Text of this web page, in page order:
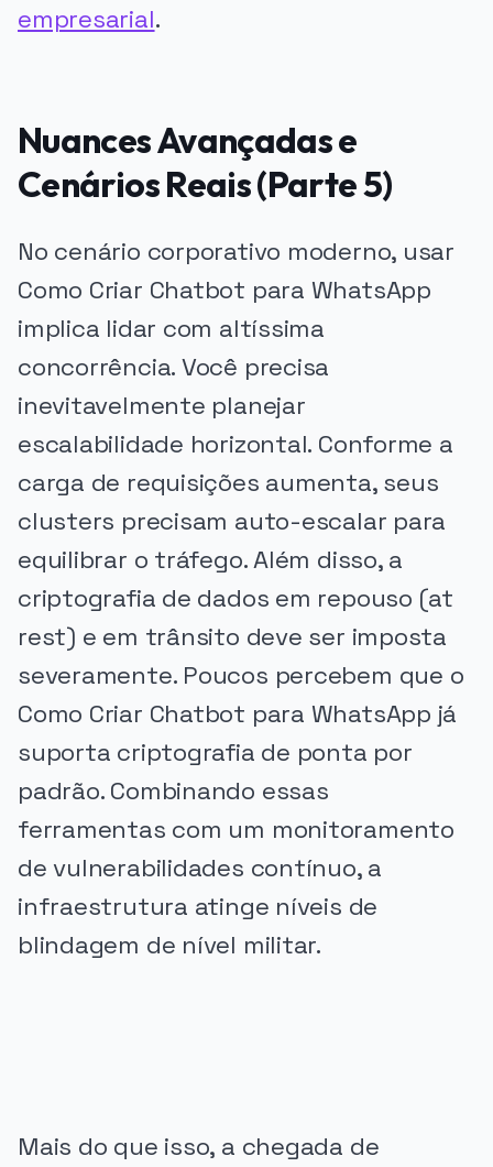
empresarial.
Nuances Avançadas e
Cenários Reais (Parte 5)
No cenário corporativo moderno, usar
Como Criar Chatbot para WhatsApp
implica lidar com altíssima
concorrência. Você precisa
inevitavelmente planejar
escalabilidade horizontal. Conforme a
carga de requisições aumenta, seus
clusters precisam auto-escalar para
equilibrar o tráfego. Além disso, a
criptografia de dados em repouso (at
rest) e em trânsito deve ser imposta
severamente. Poucos percebem que o
Como Criar Chatbot para WhatsApp já
suporta criptografia de ponta por
padrão. Combinando essas
ferramentas com um monitoramento
de vulnerabilidades contínuo, a
infraestrutura atinge níveis de
blindagem de nível militar.
Mais do que isso, a chegada de